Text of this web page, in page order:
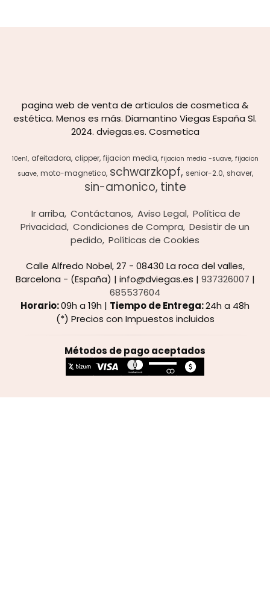
pagina web de venta de articulos de cosmetica &
estética. Menos es más. Diamantino Viegas España Sl.
2024. dviegas.es. Cosmetica
10en1 afeitadora clipper fijacion media fijacion media -suave fijacion
suave moto-magnetico schwarzkopf senior-2.0 shaver
sin-amonico tinte
Ir arriba Contáctanos Aviso Legal Política de
Privacidad Condiciones de Compra Desistir de un
pedido Políticas de Cookies
Calle Alfredo Nobel, 27 - 08430 La roca del valles,
Barcelona - (España) | info@dviegas.es | 937326007 |
685537604
Horario:09h a 19h | Tiempo de Entrega:24h a 48h
(*) Precios con Impuestos incluidos
Métodos de pago aceptados